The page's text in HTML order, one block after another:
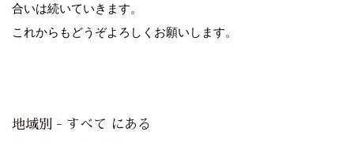
合いは続いていきます。
これからもどうぞよろしくお願いします。
地域別 - すべて にある